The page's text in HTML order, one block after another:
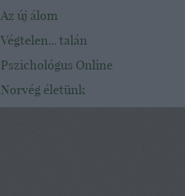
Az új álom
Végtelen... talán
Pszichológus Online
Norvég életünk